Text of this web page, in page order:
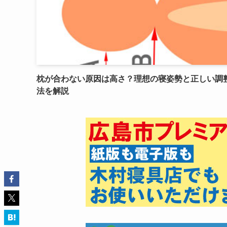
枕が合わない原因は高さ？理想の寝姿勢と正しい調
法を解説